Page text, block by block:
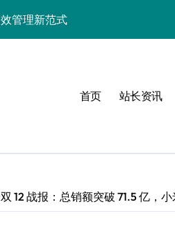
能创业增长
创新
媒体生态新价值
器分类系统构建
点燃创作者经济新引擎
首页 站长资讯
12 战报：总销额突破 71.5 亿，